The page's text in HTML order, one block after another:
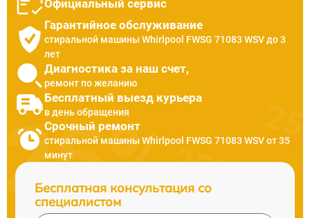
Официальный сервис
Гарантийное обслуживание
стиральной машины Whirlpool FWSG 71083 WSV до 3
лет
Диагностика за наш счет,
ремонт по желанию
Бесплатный выезд курьера
в день обращения
Срочный ремонт
стиральной машины Whirlpool FWSG 71083 WSV от 35
минут
Бесплатная консультация со
специалистом